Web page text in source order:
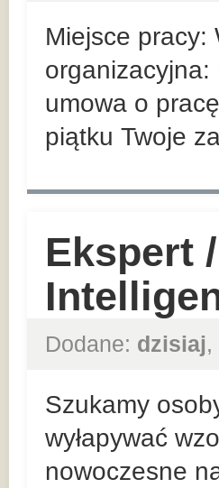
Miejsce pracy:
umowa o
piątku Twoje
Ekspert
Dodane: dzisiaj,
Szukamy
wyłapywać
nowoczesne